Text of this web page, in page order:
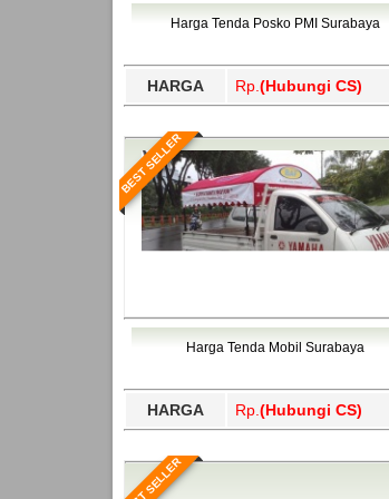
Bawang Barat,
Harga Tenda Posko PMI Surabaya
HARGA Rp. (Hubungi CS)
BEST SELLER
Harga Tenda Mobil Surabaya
HARGA Rp. (Hubungi CS)